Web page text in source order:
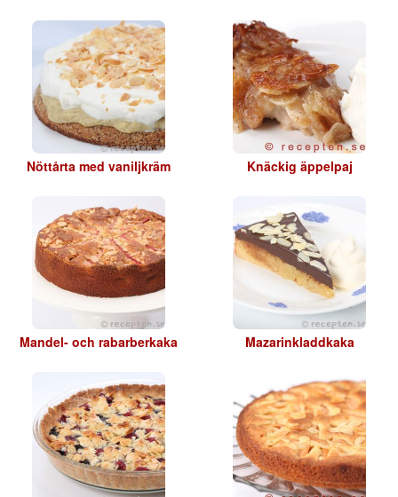
Nöttårta med vaniljkräm Knäckig äppelpaj
Mandel- och rabarberkaka Mazarinkladdkaka